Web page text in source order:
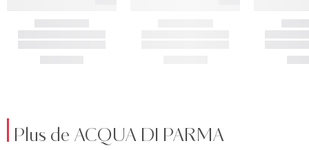
Plus de ACQUA DI PARMA